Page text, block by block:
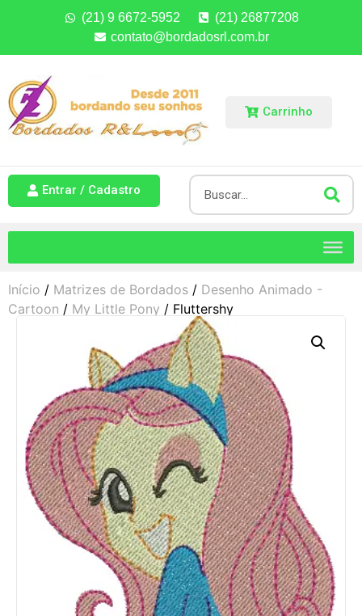
(21) 9 6672-5952
(21) 26877208
contato@bordadosrl.com.br
Carrinho
Entrar / Cadastro
Início / Matrizes de Bordados / Desenho Animado -
Cartoon / My Little Pony / Fluttershy